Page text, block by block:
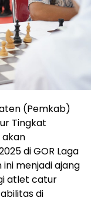
(Pemkab)
Tingkat
akan
di GOR Laga
ini menjadi ajang
atlet catur
di